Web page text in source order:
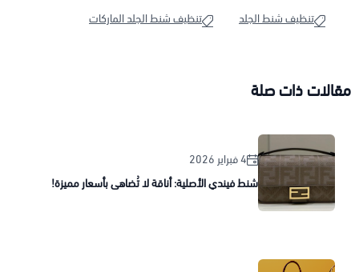
تنظيف شنط الجلد
تنظيف شنط الجلد الماركات
مقالات ذات صلة
4 فبراير 2026
شنط فيندي الأصلية: أناقة لا تُضاهى بأسعار مميزة!